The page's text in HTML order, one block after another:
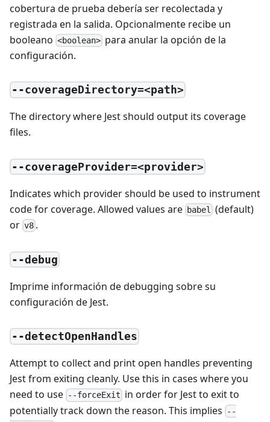
cobertura de prueba debería ser recolectada y
registrada en la salida. Opcionalmente recibe un
booleano <boolean> para anular la opción de la
configuración.
--coverageDirectory=<path>
The directory where Jest should output its coverage
files.
--coverageProvider=<provider>
Indicates which provider should be used to instrument
code for coverage. Allowed values are babel
(default)
or v8 .
--debug
Imprime información de debugging sobre su
configuración de Jest.
--detectOpenHandles
Attempt to collect and print open handles preventing
Jest from exiting cleanly. Use this in cases where you
need to use --forceExit in order for Jest to exit to
potentially track down the reason. This implies
--